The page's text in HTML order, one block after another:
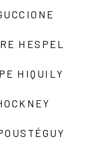
HESPEL
HIQUILY